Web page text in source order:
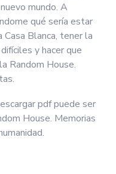
mundo. A
qué sería estar
Blanca, tener la
y hacer que
Random House.
pdf puede ser
House. Memorias